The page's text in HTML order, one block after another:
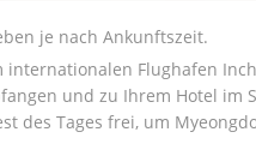
je nach Ankunftszeit.
internationalen Flughafen
und zu Ihrem Hotel im
des Tages frei, um